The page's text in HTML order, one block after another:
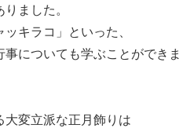
ました。
キラコ」といった、
についても学ぶことができま
変立派な正月飾りは